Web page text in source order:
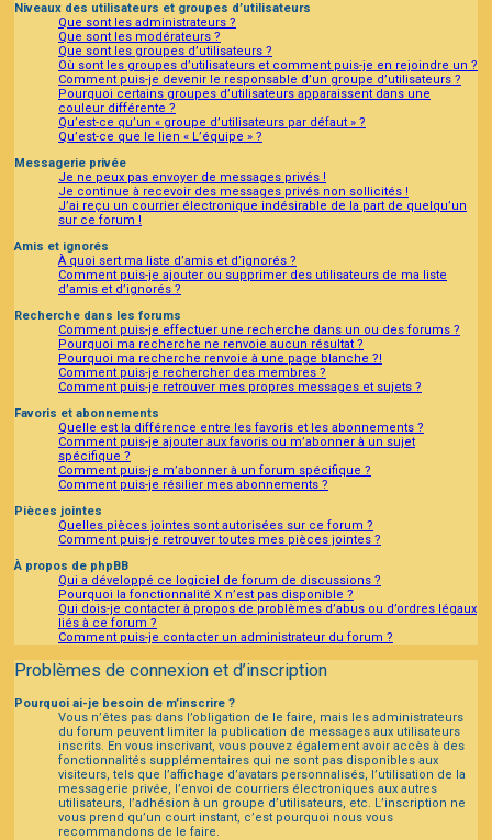
Niveaux des utilisateurs et groupes d’utilisateurs
Que sont les administrateurs ?
Que sont les modérateurs ?
Que sont les groupes d’utilisateurs ?
Où sont les groupes d’utilisateurs et comment puis-je en rejoindre un ?
Comment puis-je devenir le responsable d’un groupe d’utilisateurs ?
Pourquoi certains groupes d’utilisateurs apparaissent dans une
couleur différente ?
Qu’est-ce qu’un « groupe d’utilisateurs par défaut » ?
Qu’est-ce que le lien « L’équipe » ?
Messagerie privée
Je ne peux pas envoyer de messages privés !
Je continue à recevoir des messages privés non sollicités !
J’ai reçu un courrier électronique indésirable de la part de quelqu’un
sur ce forum !
Amis et ignorés
À quoi sert ma liste d’amis et d’ignorés ?
Comment puis-je ajouter ou supprimer des utilisateurs de ma liste
d’amis et d’ignorés ?
Recherche dans les forums
Comment puis-je effectuer une recherche dans un ou des forums ?
Pourquoi ma recherche ne renvoie aucun résultat ?
Pourquoi ma recherche renvoie à une page blanche ?!
Comment puis-je rechercher des membres ?
Comment puis-je retrouver mes propres messages et sujets ?
Favoris et abonnements
Quelle est la différence entre les favoris et les abonnements ?
Comment puis-je ajouter aux favoris ou m’abonner à un sujet
spécifique ?
Comment puis-je m’abonner à un forum spécifique ?
Comment puis-je résilier mes abonnements ?
Pièces jointes
Quelles pièces jointes sont autorisées sur ce forum ?
Comment puis-je retrouver toutes mes pièces jointes ?
À propos de phpBB
Qui a développé ce logiciel de forum de discussions ?
Pourquoi la fonctionnalité X n’est pas disponible ?
Qui dois-je contacter à propos de problèmes d’abus ou d’ordres légaux
liés à ce forum ?
Comment puis-je contacter un administrateur du forum ?
Problèmes de connexion et d’inscription
Pourquoi ai-je besoin de m’inscrire ?
Vous n’êtes pas dans l’obligation de le faire, mais les administrateurs
du forum peuvent limiter la publication de messages aux utilisateurs
inscrits. En vous inscrivant, vous pouvez également avoir accès à des
fonctionnalités supplémentaires qui ne sont pas disponibles aux
visiteurs, tels que l’affichage d’avatars personnalisés, l’utilisation de la
messagerie privée, l’envoi de courriers électroniques aux autres
utilisateurs, l’adhésion à un groupe d’utilisateurs, etc. L’inscription ne
vous prend qu’un court instant, c’est pourquoi nous vous
recommandons de le faire.